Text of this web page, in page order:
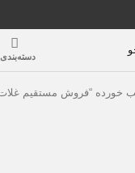
خورده “فروش مستقیم